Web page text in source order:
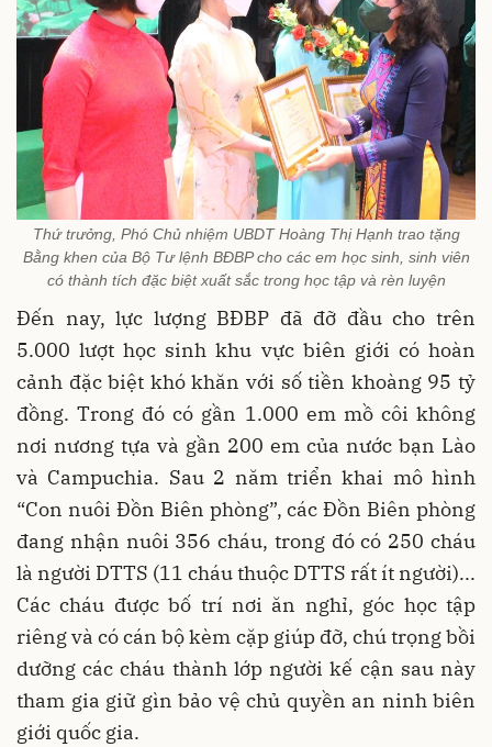
Thứ trưởng, Phó Chủ nhiệm UBDT Hoàng Thị Hạnh trao tặng
Bằng khen của Bộ Tư lệnh BĐBP cho các em học sinh, sinh viên
có thành tích đặc biệt xuất sắc trong học tập và rèn luyện
Đến nay, lực lượng BĐBP đã đỡ đầu cho trên
5.000 lượt học sinh khu vực biên giới có hoàn
cảnh đặc biệt khó khăn với số tiền khoàng 95 tỷ
đồng. Trong đó có gần 1.000 em mồ côi không
nơi nương tựa và gần 200 em của nước bạn Lào
và Campuchia. Sau 2 năm triển khai mô hình
“Con nuôi Đồn Biên phòng”, các Đồn Biên phòng
đang nhận nuôi 356 cháu, trong đó có 250 cháu
là người DTTS (11 cháu thuộc DTTS rất ít người)...
Các cháu được bố trí nơi ăn nghỉ, góc học tập
riêng và có cán bộ kèm cặp giúp đỡ, chú trọng bồi
dưỡng các cháu thành lớp người kế cận sau này
tham gia giữ gìn bảo vệ chủ quyền an ninh biên
giới quốc gia.